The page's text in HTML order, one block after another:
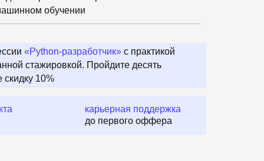
карьерная поддержка
до первого оффера
«Python‑разработчик» с практикой
стажировкой. Пройдите десять
10%
обучении